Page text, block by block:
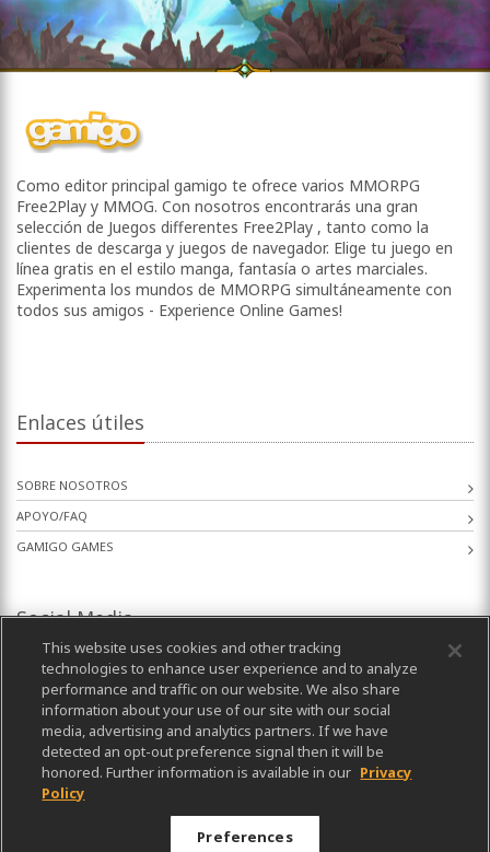
Como editor principal gamigo te ofrece varios MMORPG
Free2Play y MMOG. Con nosotros encontrarás una gran
selección de Juegos differentes Free2Play , tanto como la
clientes de descarga y juegos de navegador. Elige tu juego en
línea gratis en el estilo manga, fantasía o artes marciales.
Experimenta los mundos de MMORPG simultáneamente con
todos sus amigos - Experience Online Games!
Enlaces útiles
SOBRE NOSOTROS
APOYO/FAQ
GAMIGO GAMES
Social Media
This website uses cookies and other tracking
technologies to enhance user experience and to analyze
performance and traffic on our website. We also share
information about your use of our site with our social
media, advertising and analytics partners. If we have
detected an opt-out preference signal then it will be
honored. Further information is available in our Privacy
Policy
Preferences